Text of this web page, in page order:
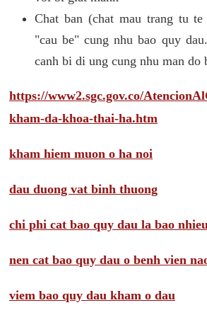
Chat ban (chat mau trang tu
"cau be" cung nhu bao quy
canh bi di ung cung nhu man do
https://www2.sgc.gov.co/
kham-da-khoa-thai-ha.htm
kham hiem muon o ha noi
dau duong vat binh thuong
chi phi cat bao quy dau la bao
nen cat bao quy dau o benh vien
viem bao quy dau kham o dau